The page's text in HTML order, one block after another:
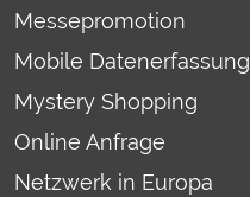
Messepromotion
Mobile Datenerfassung
Mystery Shopping
Online Anfrage
Netzwerk in Europa